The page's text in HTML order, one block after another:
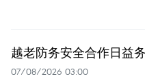
越老防务安全合作日益
07/08/2026 03:00